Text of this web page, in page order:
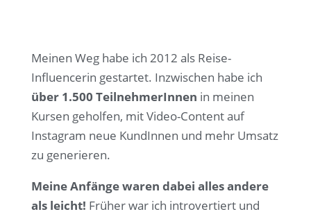
Meinen Weg habe ich 2012 als Reise-
Influencerin gestartet. Inzwischen habe ich
über 1.500 TeilnehmerInnen in meinen
Kursen geholfen, mit Video-Content auf
Instagram neue KundInnen und mehr Umsatz
zu generieren.
Meine Anfänge waren dabei alles andere
als leicht! Früher war ich introvertiert und